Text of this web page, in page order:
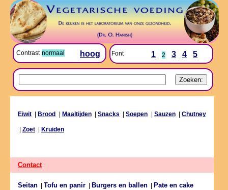
Contrast normaal hoog Font 1 2 3 4 5
Eiwit Brood Maaltijden|Snacks |Soepen Sauzen|Chutney
Zoet Kruiden
Contact
Seitan Tofu en panir Burgers en ballen Pate en cake